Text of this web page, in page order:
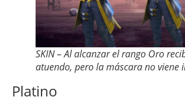
SKIN – Al alcanzar el rango Oro
atuendo, pero la máscara no viene
Platino